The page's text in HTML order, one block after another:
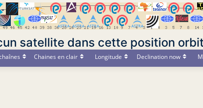
satellite dans cette position
Chaines en clair Longitude Declination now